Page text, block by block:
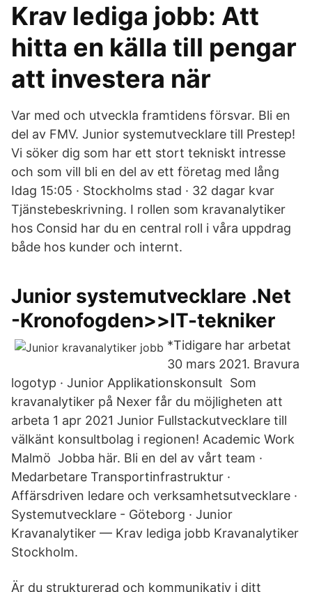
Krav lediga jobb: Att
hitta en källa till pengar
att investera när
Var med och utveckla framtidens försvar. Bli en
del av FMV. Junior systemutvecklare till Prestep!
Vi söker dig som har ett stort tekniskt intresse
och som vill bli en del av ett företag med lång
Idag 15:05 · Stockholms stad · 32 dagar kvar
Tjänstebeskrivning. I rollen som kravanalytiker
hos Consid har du en central roll i våra uppdrag
både hos kunder och internt.
Junior systemutvecklare .Net
-Kronofogden>>IT-tekniker
*Tidigare har arbetat
30 mars 2021. Bravura
logotyp · Junior Applikationskonsult Som
kravanalytiker på Nexer får du möjligheten att
arbeta 1 apr 2021 Junior Fullstackutvecklare till
välkänt konsultbolag i regionen! Academic Work
Malmö Jobba här. Bli en del av vårt team ·
Medarbetare Transportinfrastruktur ·
Affärsdriven ledare och verksamhetsutvecklare ·
Systemutvecklare - Göteborg · Junior
Kravanalytiker — Krav lediga jobb Kravanalytiker
Stockholm.
Är du strukturerad och kommunikativ i ditt